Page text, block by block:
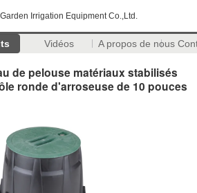
Irrigation Equipment Co.,Ltd.
Vidéos A propos de nous
de pelouse matériaux stabilisés
ronde d'arroseuse de 10 pouces